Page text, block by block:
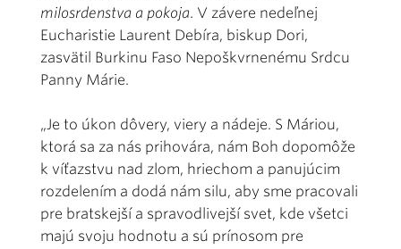
milosrdenstva a pokoja. V závere nedeľnej
Eucharistie Laurent Debíra, biskup Dori,
zasvätil Burkinu Faso Nepoškvrnenému Srdcu
Panny Márie.
„Je to úkon dôvery, viery a nádeje. S Máriou,
ktorá sa za nás prihovára, nám Boh dopomôže
k víťazstvu nad zlom, hriechom a panujúcim
rozdelením a dodá nám silu, aby sme pracovali
pre bratskejší a spravodlivejší svet, kde všetci
majú svoju hodnotu a sú prínosom pre